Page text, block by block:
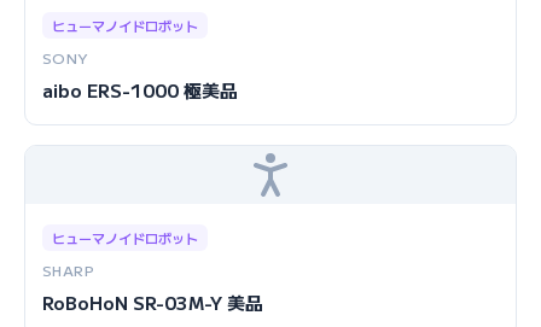
ヒューマノイドロボット
SONY
aibo ERS-1000 極美品
ヒューマノイドロボット
SHARP
RoBoHoN SR-03M-Y 美品